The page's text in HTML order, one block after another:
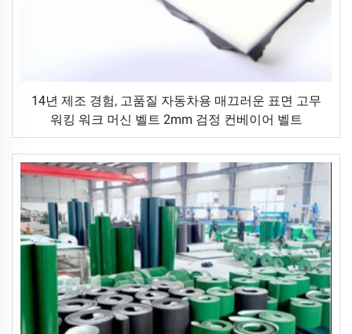
14년 제조 경험, 고품질 자동차용 매끄러운 표면 고무
워킹 워크 머신 벨트 2mm 검정 컨베이어 벨트